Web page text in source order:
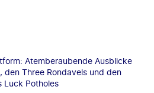
Atemberaubende Ausblicke
den Three Rondavels und den
Luck Potholes